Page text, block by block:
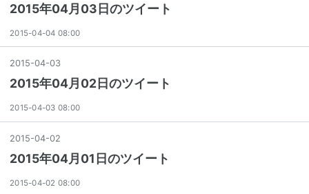
2015年04月03日のツイート
2015-04-04 08:00
2015-04-03
2015年04月02日のツイート
2015-04-03 08:00
2015-04-02
2015年04月01日のツイート
2015-04-02 08:00